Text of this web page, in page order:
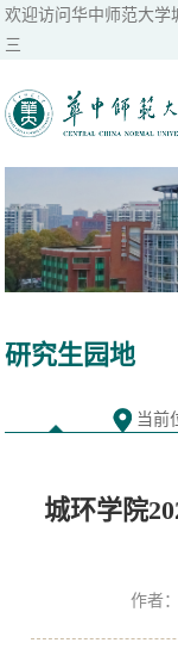
欢迎访问华中师范大学
三
研究生园地
当前
城环学院
作者